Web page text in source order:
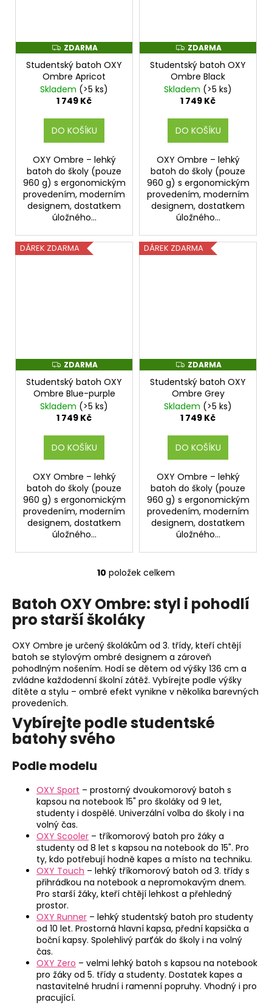
Z
D
A
R
M
A
ZDARMA
Studentský batoh OXY
Ombre Apricot
Skladem (>5 ks)
1 749 Kč
DO KOŠÍKU
OXY Ombre – lehký
batoh do školy (pouze
960 g) s ergonomickým
provedením, moderním
designem, dostatkem
úložného...
Z
D
A
R
M
A
ZDARMA
Studentský batoh OXY
Ombre Black
Skladem (>5 ks)
1 749 Kč
DO KOŠÍKU
OXY Ombre – lehký
batoh do školy (pouze
960 g) s ergonomickým
provedením, moderním
designem, dostatkem
úložného...
DÁREK ZDARMA
Z
D
A
R
M
A
ZDARMA
Studentský batoh OXY
Ombre Blue-purple
Skladem (>5 ks)
1 749 Kč
DO KOŠÍKU
OXY Ombre – lehký
batoh do školy (pouze
960 g) s ergonomickým
provedením, moderním
designem, dostatkem
úložného...
DÁREK ZDARMA
Z
D
A
R
M
A
ZDARMA
Studentský batoh OXY
Ombre Grey
Skladem (>5 ks)
1 749 Kč
DO KOŠÍKU
OXY Ombre – lehký
batoh do školy (pouze
960 g) s ergonomickým
provedením, moderním
designem, dostatkem
úložného...
O
l
á
d
a
c
í
p
r
k
i
s
u
10 položek celkem
Batoh OXY Ombre: styl i pohodlí
pro starší školáky
OXY Ombre je určený školákům od 3. třídy, kteří chtějí
batoh se stylovým ombré designem a zároveň
pohodlným nošením. Hodí se dětem od výšky 136 cm a
zvládne každodenní školní zátěž. Vybírejte podle výšky
dítěte a stylu – ombré efekt vynikne v několika barevných
provedeních.
Vybírejte podle studentské
batohy svého
Podle modelu
OXY Sport – prostorný dvoukomorový batoh s
kapsou na notebook 15" pro školáky od 9 let,
studenty i dospělé. Univerzální volba do školy i na
volný čas.
OXY Scooler – tříkomorový batoh pro žáky a
studenty od 8 let s kapsou na notebook do 15". Pro
ty, kdo potřebují hodně kapes a místo na techniku.
OXY Touch – lehký tříkomorový batoh od 3. třídy s
přihrádkou na notebook a nepromokavým dnem.
Pro starší žáky, kteří chtějí lehkost a přehledný
prostor.
OXY Runner – lehký studentský batoh pro studenty
od 10 let. Prostorná hlavní kapsa, přední kapsička a
boční kapsy. Spolehlivý parťák do školy i na volný
čas.
OXY Zero – velmi lehký batoh s kapsou na notebook
pro žáky od 5. třídy a studenty. Dostatek kapes a
nastavitelné hrudní i ramenní popruhy. Vhodný i pro
pracující.